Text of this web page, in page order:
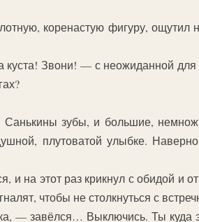
коренастую фигуру,
Звони! — с неожиданной
зубы, и большие,
плутоватой улыбке.
на этот раз крикнул с обидой и
чтобы не столкнуться с
— завёлся… Выключись. Ты куда